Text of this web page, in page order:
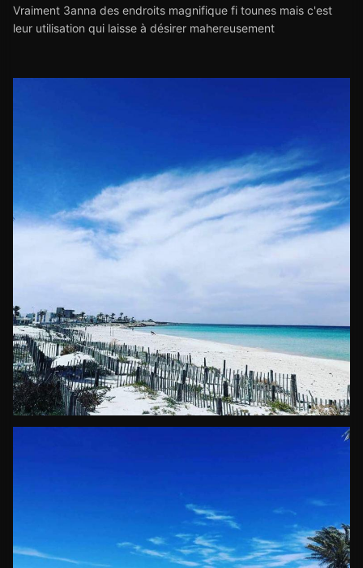
Vraiment 3anna des endroits magnifique fi tounes mais c'est
leur utilisation qui laisse à désirer mahereusement